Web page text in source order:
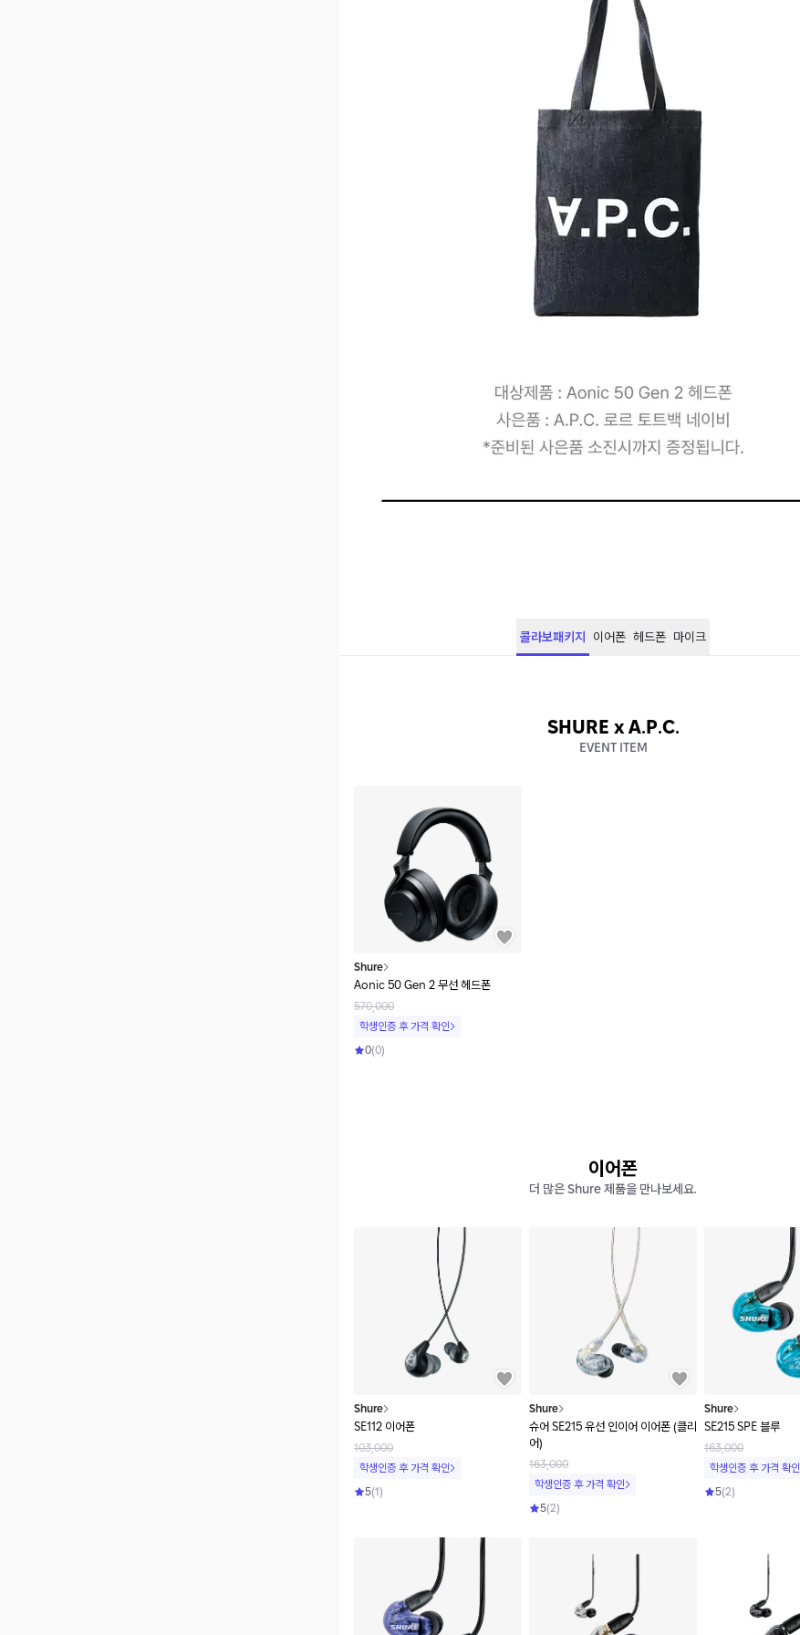
콜라보패키지 이어폰 헤드폰 마이크
SHURE x A.P.C.
EVENT ITEM
Shure
Aonic 50 Gen 2 무선 헤드폰
570,000
학생인증 후 가격 확인
0(0)
이어폰
더 많은 Shure 제품을 만나보세요.
Shure
SE112 이어폰
103,000
학생인증 후 가격 확인
5(1)
Shure
슈어 SE215 유선 인이어 이어폰 (클리
어)
163,000
학생인증 후 가격 확인
5(2)
Shure
SE215 SPE 블루
163,000
학생인증 후 가격 확인
5(2)